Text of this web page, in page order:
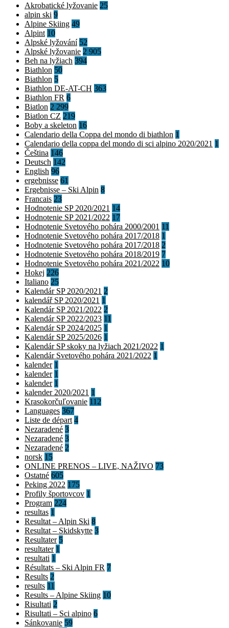
Akrobatické lyžovanie 25
alpin ski 9
Alpine Skiing 49
Alpint 10
Alpské lyžování 52
Alpské lyžovanie 2 905
Beh na lyžiach 394
Biathlon 50
Biathlon 5
Biathlon DE-AT-CH 363
Biathlon FR 6
Biatlon 2 299
Biatlon CZ 219
Boby a skeleton 16
Calendario della Coppa del mondo di biathlon 1
Calendario della coppa del mondo di sci alpino 2020/2021 1
Čeština 146
Deutsch 142
English 96
ergebnisse 61
Ergebnisse – Ski Alpin 8
Francais 23
Hodnotenie SP 2020/2021 14
Hodnotenie SP 2021/2022 17
Hodnotenie Svetového pohára 2000/2001 11
Hodnotenie Svetového pohára 2017/2018 1
Hodnotenie Svetového pohára 2017/2018 2
Hodnotenie Svetového pohára 2018/2019 7
Hodnotenie Svetového pohára 2021/2022 10
Hokej 226
Italiano 25
Kalendár SP 2020/2021 2
kalendář SP 2020/2021 1
Kalendár SP 2021/2022 2
Kalendár SP 2022/2023 11
Kalendár SP 2024/2025 1
Kalendár SP 2025/2026 1
Kalendár SP skoky na lyžiach 2021/2022 1
Kalendár Svetového pohára 2021/2022 1
kalender 1
kalender 1
kalender 1
kalender 2020/2021 1
Krasokorčuľovanie 112
Languages 367
Liste de départ 4
Nezaradené 3
Nezaradené 3
Nezaradené 2
norsk 15
ONLINE PRENOS – LIVE, NAŽIVO 73
Ostatné 605
Peking 2022 175
Profily športovcov 1
Program 224
resultas 1
Resultat – Alpin Ski 8
Resultat – Skidskytte 3
Resultater 5
resultater 1
resultati 1
Résultats – Ski Alpin FR 7
Results 2
results 11
Results – Alpine Skiing 10
Risultati 2
Risultati – Sci alpino 6
Sánkovanie 59